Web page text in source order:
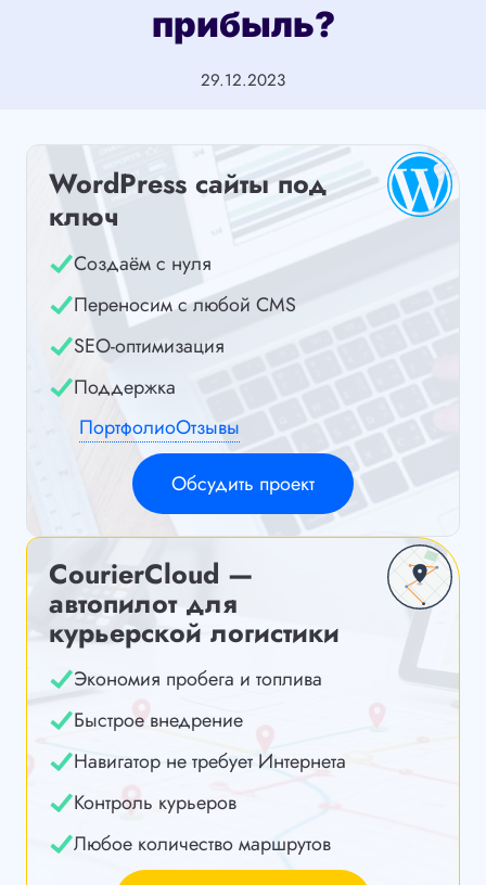
прибыль?
29.12.2023
WordPress сайты под
ключ
Создаём с нуля
Переносим с любой CMS
SEO-оптимизация
Поддержка
ПортфолиоОтзывы
Обсудить проект
CourierCloud —
автопилот для
курьерской логистики
Экономия пробега и топлива
Быстрое внедрение
Навигатор не требует Интернета
Контроль курьеров
Любое количество маршрутов